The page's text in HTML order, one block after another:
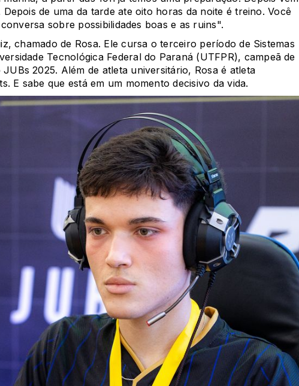
de uma da tarde ate oito horas da noite é treino. Você
sobre possibilidades boas e as ruins".
chamado de Rosa. Ele cursa o terceiro período de Sistemas
Tecnológica Federal do Paraná (UTFPR), campeã de
2025. Além de atleta universitário, Rosa é atleta
E sabe que está em um momento decisivo da vida.